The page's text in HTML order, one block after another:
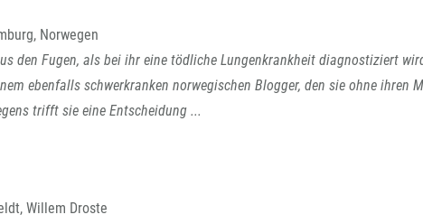
Norwegen
den Fugen, als bei ihr eine tödliche Lungenkrankheit diagnostiziert
ebenfalls schwerkranken norwegischen Blogger, den sie ohne ihren
trifft sie eine Entscheidung ...
Willem Droste